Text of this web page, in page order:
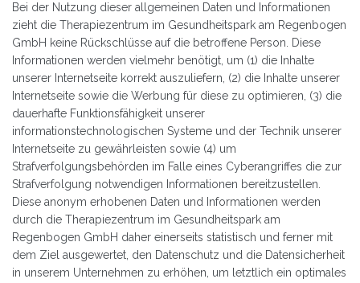
Bei der Nutzung dieser allgemeinen Daten und Informationen
zieht die Therapiezentrum im Gesundheitspark am Regenbogen
GmbH keine Rückschlüsse auf die betroffene Person. Diese
Informationen werden vielmehr benötigt, um (1) die Inhalte
unserer Internetseite korrekt auszuliefern, (2) die Inhalte unserer
Internetseite sowie die Werbung für diese zu optimieren, (3) die
dauerhafte Funktionsfähigkeit unserer
informationstechnologischen Systeme und der Technik unserer
Internetseite zu gewährleisten sowie (4) um
Strafverfolgungsbehörden im Falle eines Cyberangriffes die zur
Strafverfolgung notwendigen Informationen bereitzustellen.
Diese anonym erhobenen Daten und Informationen werden
durch die Therapiezentrum im Gesundheitspark am
Regenbogen GmbH daher einerseits statistisch und ferner mit
dem Ziel ausgewertet, den Datenschutz und die Datensicherheit
in unserem Unternehmen zu erhöhen, um letztlich ein optimales